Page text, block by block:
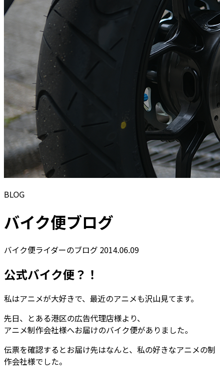
BLOG
バイク便ブログ
バイク便ライダーのブログ 2014.06.09
公式バイク便？！
私はアニメが大好きで、最近のアニメも沢山見てます。
先日、とある港区の広告代理店様より、
アニメ制作会社様へお届けのバイク便がありました。
伝票を確認するとお届け先はなんと、私の好きなアニメの制
作会社様でした。